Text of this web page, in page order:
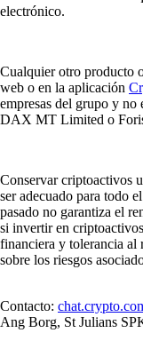
electrónico.
Cualquier otro producto
web o en la aplicación
empresas del grupo y no
DAX MT Limited o
Conservar criptoactivos
ser adecuado para todo
pasado no garantiza el
si invertir en
financiera y tolerancia al
sobre los riesgos
Contacto:
Ang Borg, St Julians